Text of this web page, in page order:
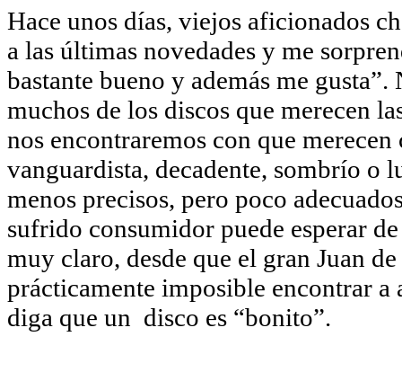
Hace unos días, viejos aficionados
a las últimas novedades y me
bastante bueno y además me
muchos de los discos que merecen
nos encontraremos con que
vanguardista, decadente, sombrío o
menos precisos, pero poco
sufrido consumidor puede esperar
muy claro, desde que el gran Juan
prácticamente imposible encontrar
diga que un disco es “bonito”.